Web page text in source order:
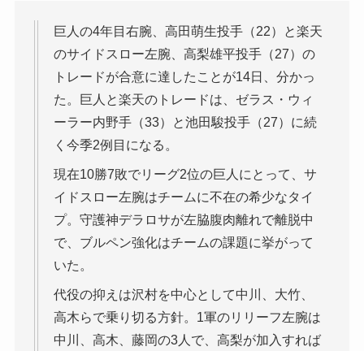
巨人の4年目右腕、高田萌生投手（22）と楽天
のサイドスロー左腕、高梨雄平投手（27）の
トレードが合意に達したことが14日、分かっ
た。巨人と楽天のトレードは、ゼラス・ウィ
ーラー内野手（33）と池田駿投手（27）に続
く今季2例目になる。
現在10勝7敗でリーグ2位の巨人にとって、サ
イドスロー左腕はチームに不在の希少なタイ
プ。守護神デラロサが左脇腹肉離れで離脱中
で、ブルペン強化はチームの課題に挙がって
いた。
代役の抑えは沢村を中心として中川、大竹、
高木らで乗り切る方針。1軍のリリーフ左腕は
中川、高木、藤岡の3人で、高梨が加入すれば